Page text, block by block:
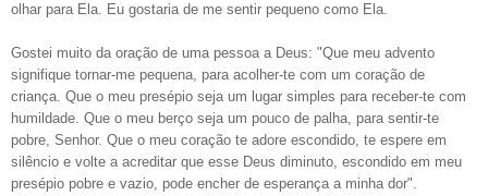
olhar para Ela. Eu gostaria de me sentir pequeno como Ela.
Gostei muito da oração de uma pessoa a Deus: "Que meu advento
signifique tornar-me pequena, para acolher-te com um coração de
criança. Que o meu presépio seja um lugar simples para receber-te com
humildade. Que o meu berço seja um pouco de palha, para sentir-te
pobre, Senhor. Que o meu coração te adore escondido, te espere em
silêncio e volte a acreditar que esse Deus diminuto, escondido em meu
presépio pobre e vazio, pode encher de esperança a minha dor".